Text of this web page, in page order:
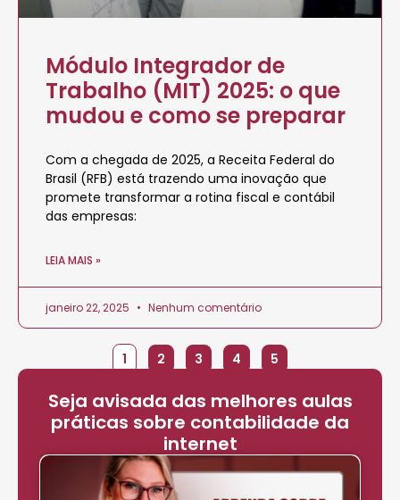
Módulo Integrador de
Trabalho (MIT) 2025: o que
mudou e como se preparar
Com a chegada de 2025, a Receita Federal do
Brasil (RFB) está trazendo uma inovação que
promete transformar a rotina fiscal e contábil
das empresas:
LEIA MAIS »
janeiro 22, 2025 Nenhum comentário
1 2 3 4 5
Seja avisada das melhores aulas
práticas sobre contabilidade da
internet